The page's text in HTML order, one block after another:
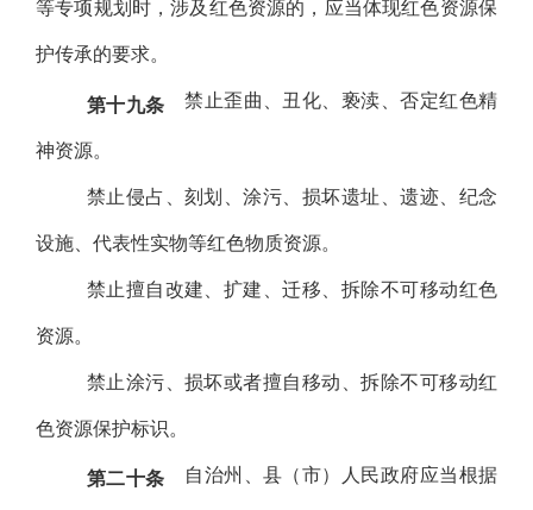
等专项规划时，涉及红色资源的，应当体现红色资源保
护传承的要求。
第十九条 禁止歪曲、丑化、亵渎、否定红色精
神资源。
禁止侵占、刻划、涂污、损坏遗址、遗迹、纪念
设施、代表性实物等红色物质资源。
禁止擅自改建、扩建、迁移、拆除不可移动红色
资源。
禁止涂污、损坏或者擅自移动、拆除不可移动红
色资源保护标识。
第二十条 自治州、县（市）人民政府应当根据